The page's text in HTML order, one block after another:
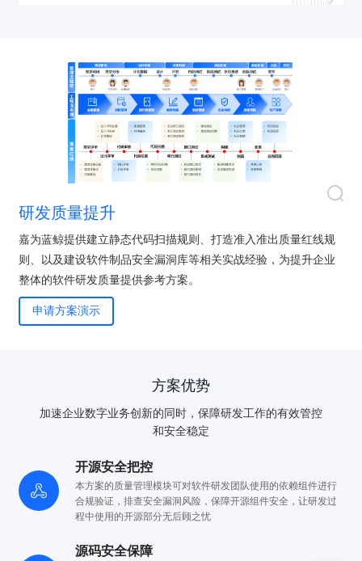
研发质量提升
嘉为蓝鲸提供建立静态代码扫描规则、打造准入准出质量红线规
则、以及建设软件制品安全漏洞库等相关实战经验，为提升企业
整体的软件研发质量提供参考方案。
申请方案演示
方案优势
加速企业数字业务创新的同时，保障研发工作的有效管控
和安全稳定
开源安全把控
本方案的质量管理模块可对软件研发团队使用的依赖组件进行
合规验证，排查安全漏洞风险，保障开源组件安全，让研发过
程中使用的开源部分无后顾之忧
源码安全保障
验证码登录 密码登录
获取验证码